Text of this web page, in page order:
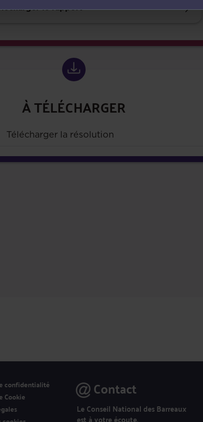
le rapport
À TÉLÉCHARGER
Télécharger la résolution
confidentialité
Cookie
Contact
Le Conseil National des Barreaux